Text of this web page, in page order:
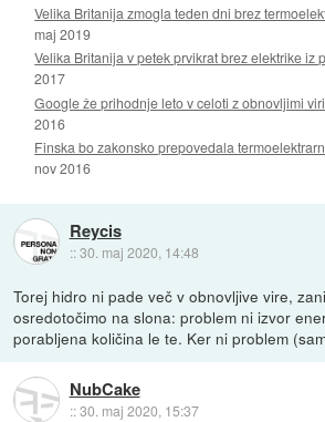
Velika Britanija zmogla teden dni brez
maj 2019
Velika Britanija v petek prvikrat brez elektrike iz
2017
Google že prihodnje leto v celoti z obnovljimi
2016
Finska bo zakonsko prepovedala
nov 2016
Reycis
::30. maj 2020, 14:48
Torej hidro ni pade več v obnovljive vire,
osredotočimo na slona: problem ni izvor
porabljena količina le te. Ker ni problem
NubCake
::30. maj 2020, 15:37